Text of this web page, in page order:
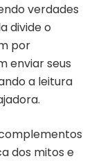
verdades
divide o
por
enviar seus
a leitura
dos mitos e